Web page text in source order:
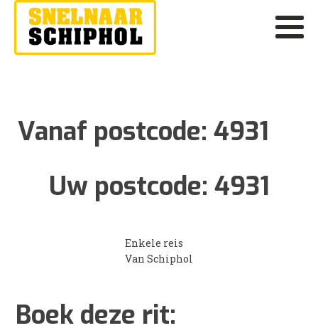
Vanaf postcode: 4931
Uw postcode: 4931
Enkele reis
Van Schiphol
Boek deze rit: